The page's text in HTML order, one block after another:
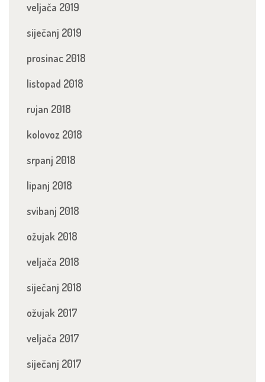
veljača 2019
siječanj 2019
prosinac 2018
listopad 2018
rujan 2018
kolovoz 2018
srpanj 2018
lipanj 2018
svibanj 2018
ožujak 2018
veljača 2018
siječanj 2018
ožujak 2017
veljača 2017
siječanj 2017